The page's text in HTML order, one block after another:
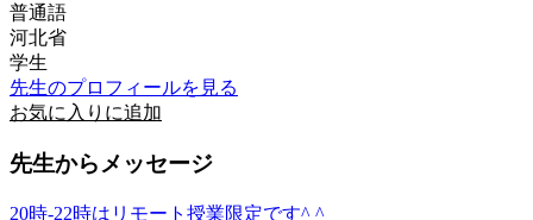
普通語
河北省
学生
先生のプロフィールを見る
お気に入りに追加
先生からメッセージ
20時-22時はリモート授業限定です^ ^